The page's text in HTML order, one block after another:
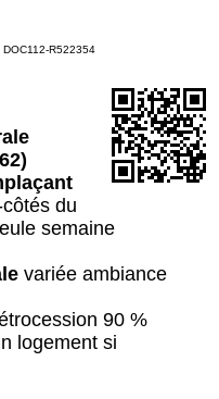
R522354
du
semaine
variée ambiance
90 %
logement si